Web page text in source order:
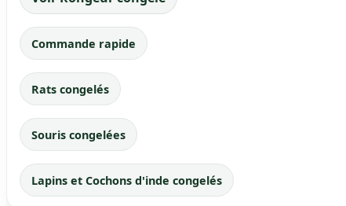
Commande rapide
Rats congelés
Souris congelées
Lapins et Cochons d'inde congelés